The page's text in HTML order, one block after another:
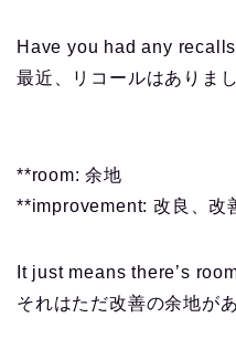
Have you had any
最近、リコールはありま
**room: 余地
**improvement: 改良、改
It just means there’s
それはただ改善の余地が